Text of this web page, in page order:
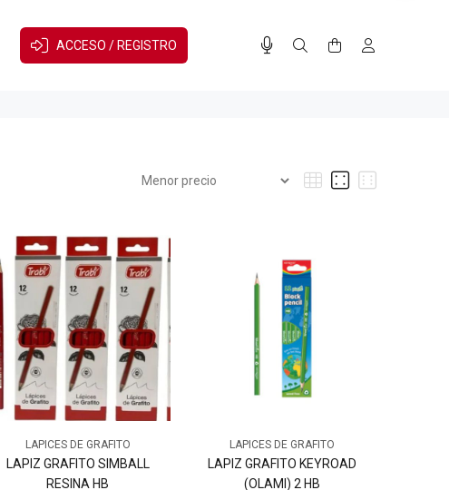
ACCESO / REGISTRO
LAPICES DE GRAFITO
LAPIZ GRAFITO SIMBALL
RESINA HB
LAPICES DE GRAFITO
LAPIZ GRAFITO KEYROAD
(OLAMI) 2 HB